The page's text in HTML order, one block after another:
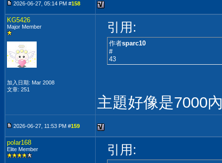
2026-06-27, 05:14 PM #158
KG5426
Major Member
加入日期: Mar 2008
文章: 251
引用:
作者sparc10
#
43
主題好像是7000
2026-06-27, 11:53 PM #159
polar168
Elite Member 引用: